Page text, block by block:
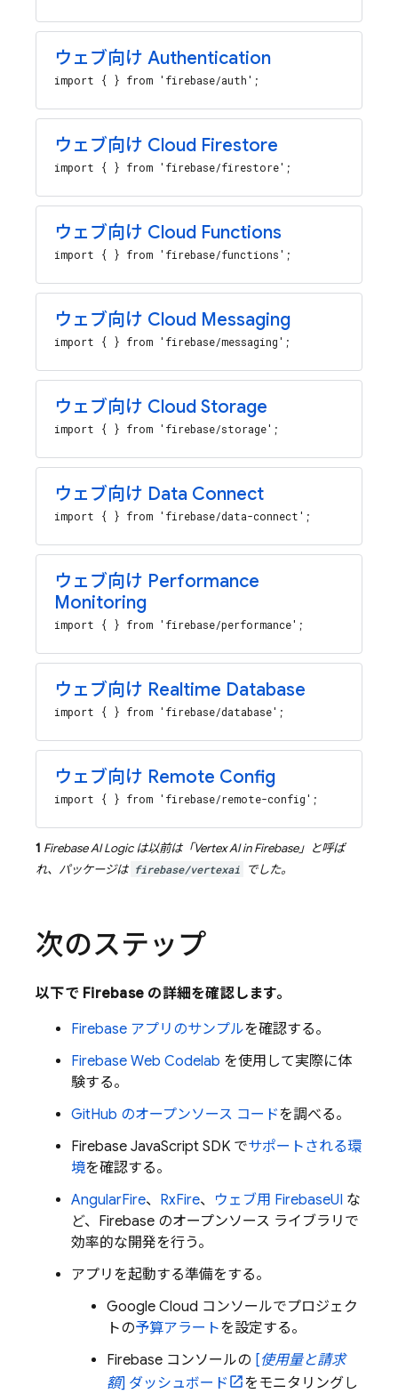
ウェブ向け Authentication
import { } from 'firebase/auth';
ウェブ向け Cloud Firestore
import { } from 'firebase/firestore';
ウェブ向け Cloud Functions
import { } from 'firebase/functions';
ウェブ向け Cloud Messaging
import { } from 'firebase/messaging';
ウェブ向け Cloud Storage
import { } from 'firebase/storage';
ウェブ向け Data Connect
import { } from 'firebase/data-connect';
ウェブ向け Performance
Monitoring
import { } from 'firebase/performance';
ウェブ向け Realtime Database
import { } from 'firebase/database';
ウェブ向け Remote Config
import { } from 'firebase/remote-config';
1 Firebase AI Logicは以前は「Vertex AI in Firebase」と呼ば
れ、パッケージは firebase/vertexai でした。
次のステップ
以下で Firebase の詳細を確認します。
Firebase アプリのサンプルを確認する。
Firebase Web Codelab を使用して実際に体
験する。
GitHub のオープンソース コードを調べる。
Firebase JavaScript SDK でサポートされる環
境を確認する。
AngularFire、 RxFire、 ウェブ用 FirebaseUI な
ど、Firebase のオープンソース ライブラリで
効率的な開発を行う。
アプリを起動する準備をする。
Google Cloud コンソールでプロジェク
トの予算アラートを設定する。
Firebase コンソールの [使用量と請求
額] ダッシュボード
をモニタリングし